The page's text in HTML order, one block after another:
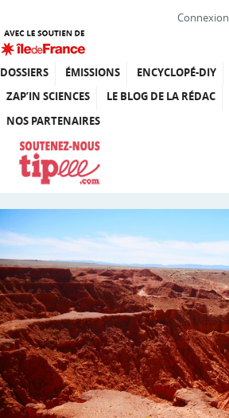
Connexion
DOSSIERS ÉMISSIONS ENCYCLOPÉ-DIY
ZAP’IN SCIENCES
LE BLOG DE LA RÉDAC
NOS PARTENAIRES